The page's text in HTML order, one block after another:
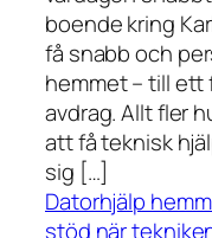
boende kring
få snabb och
hemmet – till ett
avdrag. Allt fler
att få teknisk
sig […]
Datorhjälp
stöd när